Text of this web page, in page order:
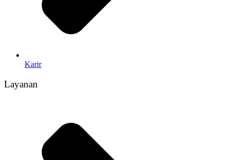
Karir
Layanan